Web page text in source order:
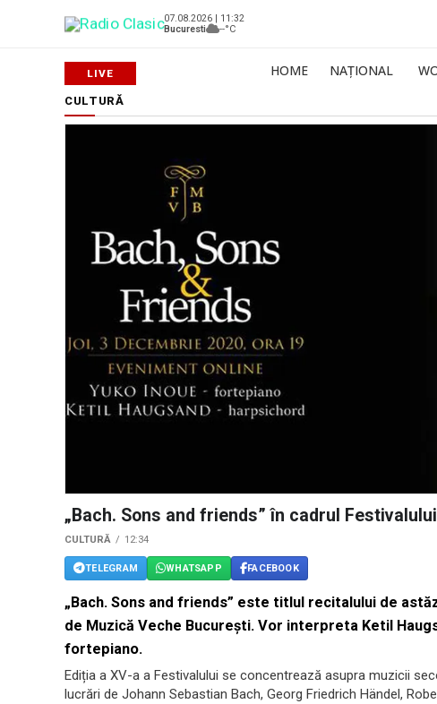
07.08.2026 | 11:32
Bucuresti
--°C
HOME NAȚIONAL
CULTURĂ
„Bach. Sons and friends” în cadrul
CULTURĂ 12:34
TELEGRAM WHATSAPP FACEBOOK
„Bach. Sons and friends” este titlul recitalului de
de Muzică Veche București. Vor interpreta Ketil
fortepiano.
Ediția a XV-a a Festivalului se concentrează asupra muzicii
lucrări de Johann Sebastian Bach, Georg Friedrich Händel,